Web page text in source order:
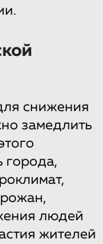
снижения
замедлить
города,
людей
жителей